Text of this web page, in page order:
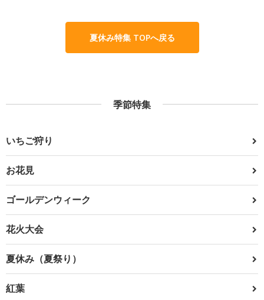
夏休み特集 TOPへ戻る
季節特集
いちご狩り
お花見
ゴールデンウィーク
花火大会
夏休み（夏祭り）
紅葉